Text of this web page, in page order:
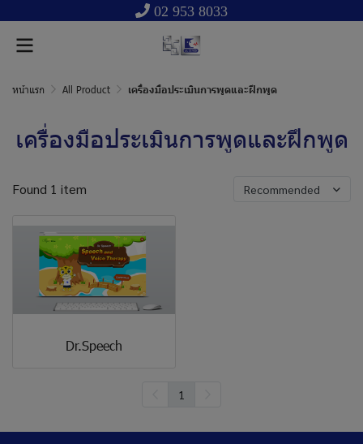
02 953 8033
หน้าแรก All Product เครื่องมือประเมินการพูดและฝึกพูด
เครื่องมือประเมินการพูดและฝึกพูด
Found 1 item Recommended
Dr.Speech
1